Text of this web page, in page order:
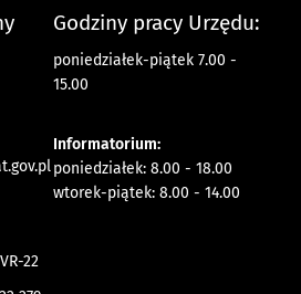
22
Godziny pracy Urzędu:
poniedziałek-piątek 7.00 -
15.00
Informatorium:
poniedziałek: 8.00 - 18.00
wtorek-piątek: 8.00 - 14.00